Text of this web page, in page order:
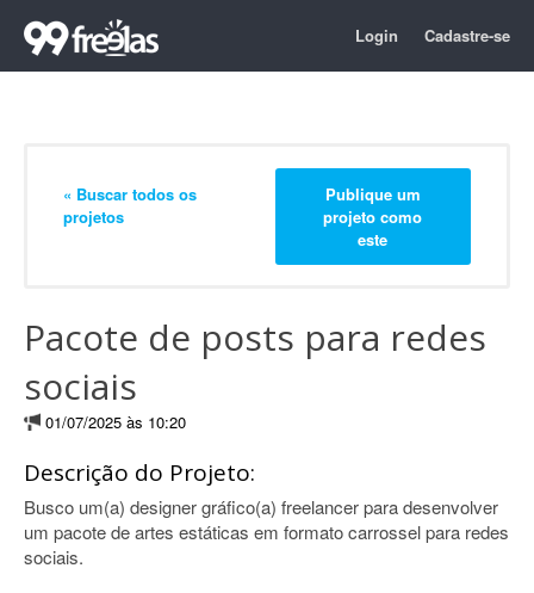
Login Cadastre-se
« Buscar todos os
projetos
Publique um
projeto como
este
Pacote de posts para redes
sociais
01/07/2025 às 10:20
Descrição do Projeto:
Busco um(a) designer gráfico(a) freelancer para desenvolver
um pacote de artes estáticas em formato carrossel para redes
sociais.